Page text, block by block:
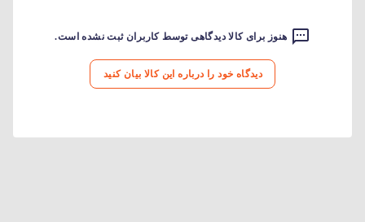
هنوز برای کالا دیدگاهی توسط کاربران ثبت نشده است.
دیدگاه خود را درباره این کالا بیان کنید